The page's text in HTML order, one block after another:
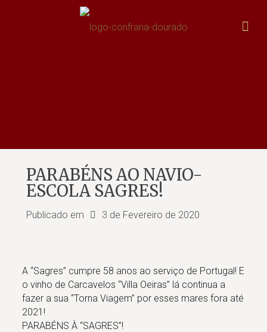
PARABÉNS AO NAVIO-
ESCOLA SAGRES!
Publicado em 3 de Fevereiro de 2020
A “Sagres” cumpre 58 anos ao serviço de Portugal! E
o vinho de Carcavelos “Villa Oeiras” lá continua a
fazer a sua “Torna Viagem” por esses mares fora até
2021!
PARABÉNS À “SAGRES”!